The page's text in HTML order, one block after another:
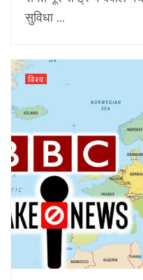
सुविधा ...
विश्व